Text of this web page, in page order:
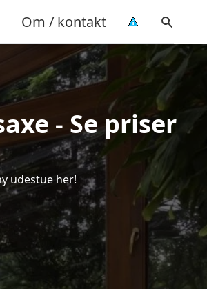
Om / kontakt
- Se priser
udestue her!